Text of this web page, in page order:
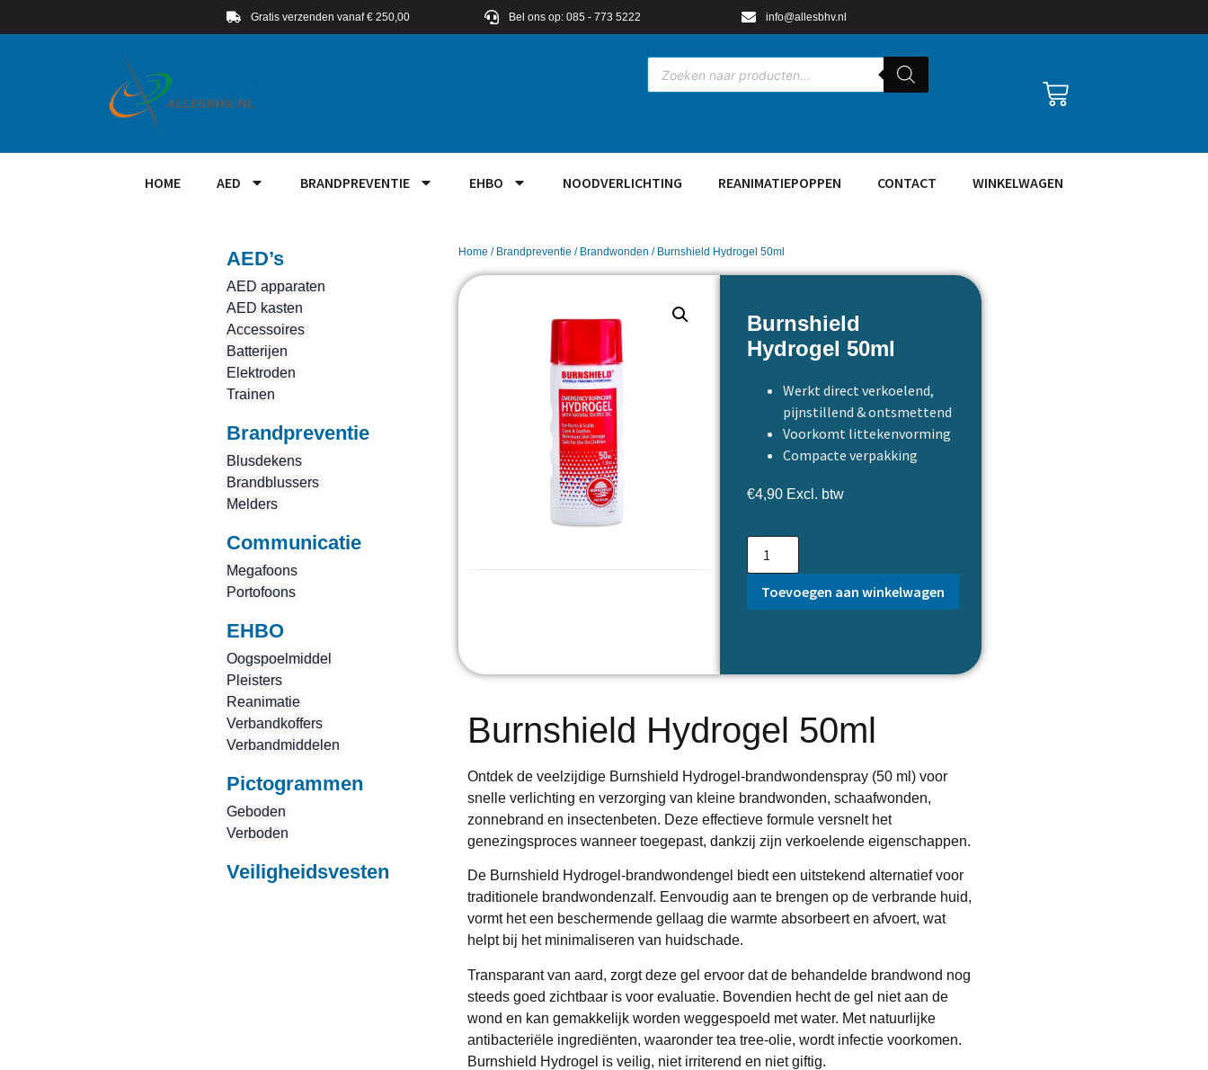
Gratis verzenden vanaf € 250,00 Bel ons op: 085 - 773 5222 info@allesbhv.nl
HOME AED BRANDPREVENTIE EHBO NOODVERLICHTING REANIMATIEPOPPEN CONTACT WINKELWAGEN
AED’s
AED apparaten
AED kasten
Accessoires
Batterijen
Elektroden
Trainen
Brandpreventie
Blusdekens
Brandblussers
Melders
Communicatie
Megafoons
Portofoons
EHBO
Oogspoelmiddel
Pleisters
Reanimatie
Verbandkoffers
Verbandmiddelen
Pictogrammen
Geboden
Verboden
Veiligheidsvesten
Home / Brandpreventie / Brandwonden / Burnshield Hydrogel 50ml
Burnshield
Hydrogel 50ml
Werkt direct verkoelend,
pijnstillend & ontsmettend
Voorkomt littekenvorming
Compacte verpakking
€4,90 Excl. btw
Toevoegen aan winkelwagen
Burnshield Hydrogel 50ml
Ontdek de veelzijdige Burnshield Hydrogel-brandwondenspray (50 ml) voor
snelle verlichting en verzorging van kleine brandwonden, schaafwonden,
zonnebrand en insectenbeten. Deze effectieve formule versnelt het
genezingsproces wanneer toegepast, dankzij zijn verkoelende eigenschappen.
De Burnshield Hydrogel-brandwondengel biedt een uitstekend alternatief voor
traditionele brandwondenzalf. Eenvoudig aan te brengen op de verbrande huid,
vormt het een beschermende gellaag die warmte absorbeert en afvoert, wat
helpt bij het minimaliseren van huidschade.
Transparant van aard, zorgt deze gel ervoor dat de behandelde brandwond nog
steeds goed zichtbaar is voor evaluatie. Bovendien hecht de gel niet aan de
wond en kan gemakkelijk worden weggespoeld met water. Met natuurlijke
antibacteriële ingrediënten, waaronder tea tree-olie, wordt infectie voorkomen.
Burnshield Hydrogel is veilig, niet irriterend en niet giftig.